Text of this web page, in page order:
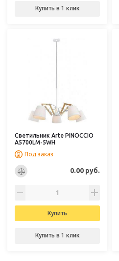
Купить в 1 клик
Светильник Arte PINOCCIO
A5700LM-5WH
Под заказ
0.00 руб.
Купить
Купить в 1 клик